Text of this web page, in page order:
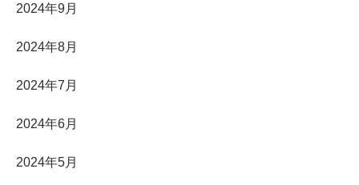
2024年9月
2024年8月
2024年7月
2024年6月
2024年5月